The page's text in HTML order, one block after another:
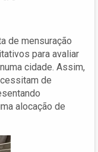
de mensuração
para avaliar
cidade. Assim,
de
alocação de